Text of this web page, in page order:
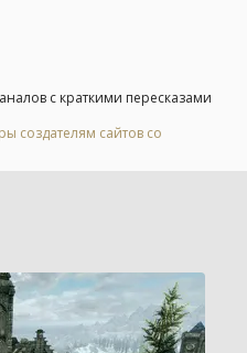
с краткими пересказами
создателям сайтов со